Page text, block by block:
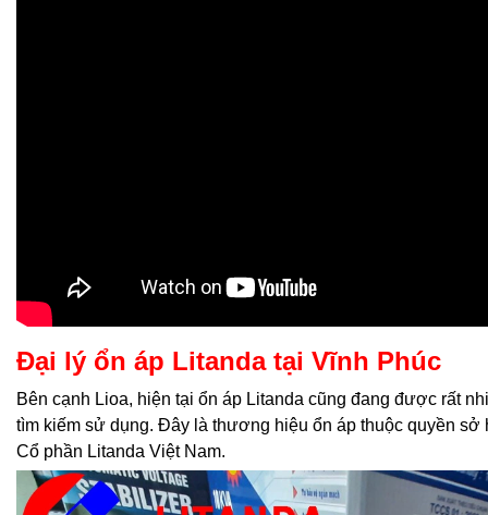
Đại lý ổn áp Litanda tại Vĩnh Phúc
Bên cạnh Lioa, hiện tại ổn áp Litanda cũng đang được rất
tìm kiếm sử dụng. Đây là thương hiệu ổn áp thuộc quyền sở
Cổ phần Litanda Việt Nam.